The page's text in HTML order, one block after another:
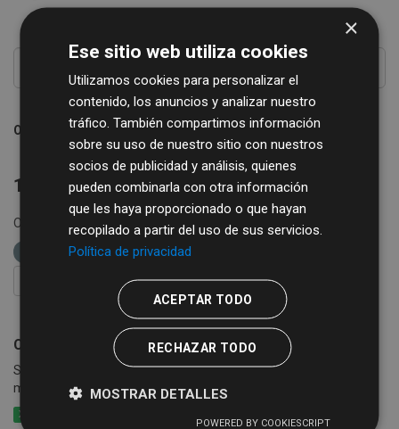
Ordenar por
1 conjunto de datos encontrado
Organizaciones: REGTSA Formatos:
FILTRAR RESULTADOS
Censo empresarial de actividades económicas
Suma de las cuotas tributarias del impuesto por epígrafes y
municipios
XLSX
×
Ese sitio web utiliza cookies
Utilizamos cookies para personalizar el
contenido, los anuncios y analizar nuestro
tráfico. También compartimos información
sobre su uso de nuestro sitio con nuestros
socios de publicidad y análisis, quienes
pueden combinarla con otra información
que les haya proporcionado o que hayan
recopilado a partir del uso de sus servicios.
Política de privacidad
ACEPTAR TODO
RECHAZAR TODO
MOSTRAR DETALLES
POWERED BY COOKIESCRIPT